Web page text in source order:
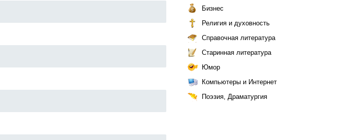
Бизнес
Религия и духовность
Справочная литература
Старинная литература
Юмор
Компьютеры и Интернет
Поэзия, Драматургия